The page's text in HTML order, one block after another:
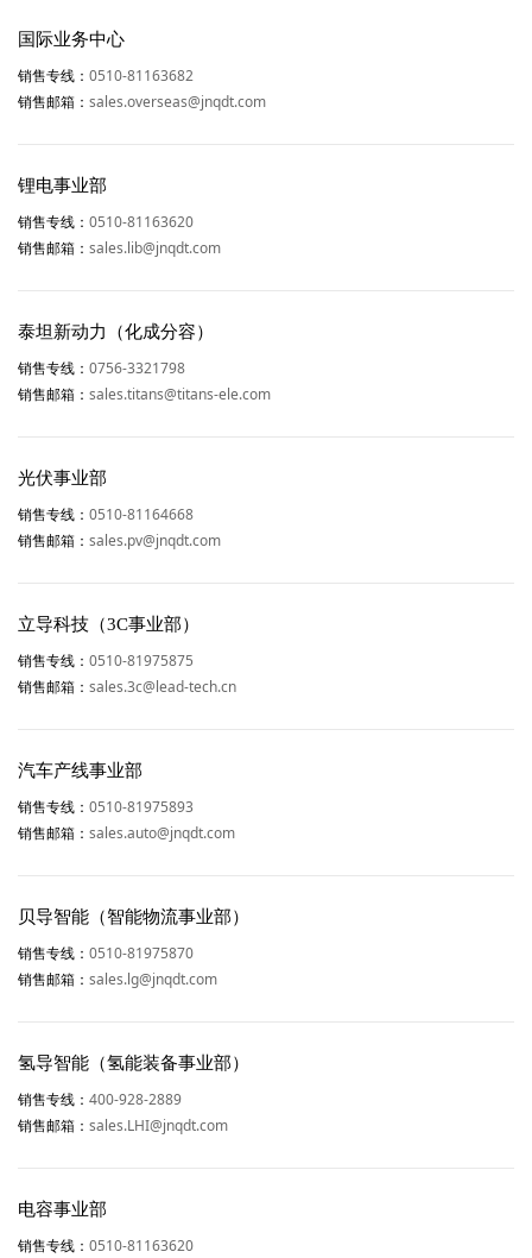
国际业务中心
销售专线： 0510-81163682
销售邮箱： sales.overseas@jnqdt.com
锂电事业部
销售专线： 0510-81163620
销售邮箱： sales.lib@jnqdt.com
泰坦新动力（化成分容）
销售专线： 0756-3321798
销售邮箱： sales.titans@titans-ele.com
光伏事业部
销售专线： 0510-81164668
销售邮箱： sales.pv@jnqdt.com
立导科技（3C事业部）
销售专线： 0510-81975875
销售邮箱： sales.3c@lead-tech.cn
汽车产线事业部
销售专线： 0510-81975893
销售邮箱： sales.auto@jnqdt.com
贝导智能（智能物流事业部）
销售专线： 0510-81975870
销售邮箱： sales.lg@jnqdt.com
氢导智能（氢能装备事业部）
销售专线： 400-928-2889
销售邮箱： sales.LHI@jnqdt.com
电容事业部
销售专线： 0510-81163620